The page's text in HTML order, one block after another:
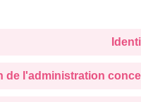
de l'administration